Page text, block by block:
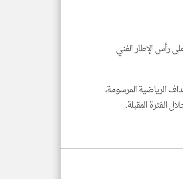
رأس الإطار الفني
الرياضية المرسومة،
الفترة المقبلة.